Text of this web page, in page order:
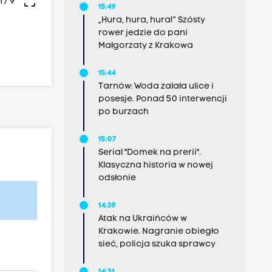
15:49
„Hura, hura, hura!” Szósty
rower jedzie do pani
Małgorzaty z Krakowa
15:44
Tarnów: Woda zalała ulice i
posesje. Ponad 50 interwencji
po burzach
15:07
Serial "Domek na prerii".
Klasyczna historia w nowej
odsłonie
14:39
Atak na Ukraińców w
Krakowie. Nagranie obiegło
sieć, policja szuka sprawcy